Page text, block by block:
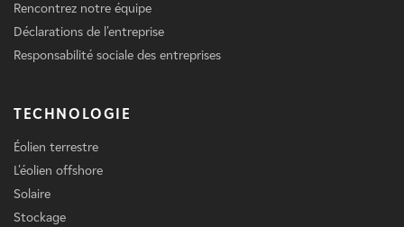
Rencontrez notre équipe
Déclarations de l'entreprise
Responsabilité sociale des entreprises
TECHNOLOGIE
Éolien terrestre
L'éolien offshore
Solaire
Stockage